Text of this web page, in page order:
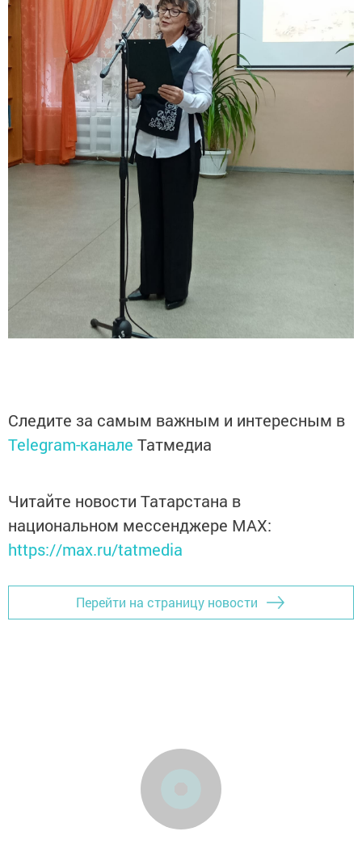
Следите за самым важным и интересным в
Telegram-канале Татмедиа
Читайте новости Татарстана в
национальном мессенджере MАХ:
https://max.ru/tatmedia
Перейти на страницу новости